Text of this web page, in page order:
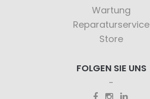
Wartung
Reparaturservice
Store
FOLGEN SIE UNS